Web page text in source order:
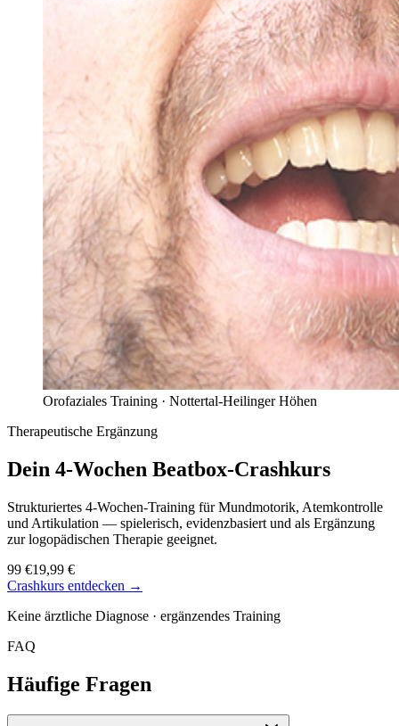
Orofaziales Training · Nottertal-Heilinger Höhen
Therapeutische Ergänzung
Dein 4-Wochen Beatbox-Crashkurs
Strukturiertes 4-Wochen-Training für Mundmotorik, Atemkontrolle
und Artikulation — spielerisch, evidenzbasiert und als Ergänzung
zur logopädischen Therapie geeignet.
99 €19,99 €
Crashkurs entdecken →
Keine ärztliche Diagnose · ergänzendes Training
FAQ
Häufige Fragen